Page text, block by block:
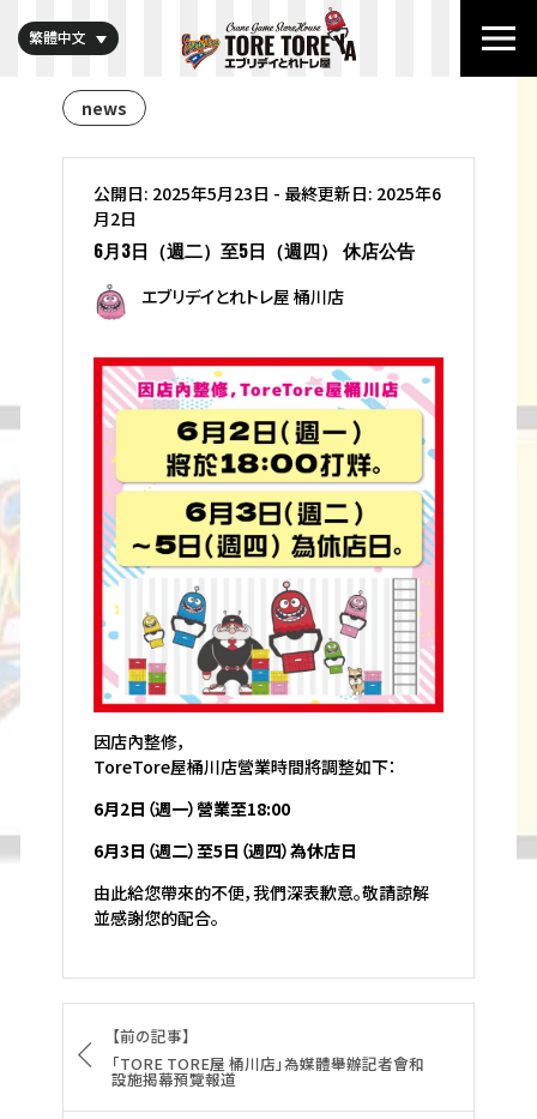
繁體中文
news
公開日: 2025年5月23日 - 最終更新日: 2025年6
月2日
6月3日（週二）至5日（週四） 休店公告
エブリデイとれトレ屋 桶川店
因店內整修，
ToreTore屋桶川店營業時間將調整如下：
6月2日（週一）營業至18:00
6月3日（週二）至5日（週四）為休店日
由此給您帶來的不便，我們深表歉意。敬請諒解
並感謝您的配合。
【前の記事】
「TORE TORE屋 桶川店」為媒體舉辦記者會和
設施揭幕預覽報道